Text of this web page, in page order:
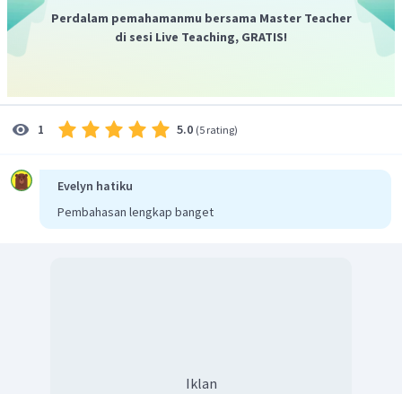
prediksi tepat unsur yang belum ditemukan.
Perdalam pemahamanmu bersama Master Teacher
di sesi Live Teaching, GRATIS!
1 5.0 (5 rating)
Evelyn hatiku
Pembahasan lengkap banget
Iklan